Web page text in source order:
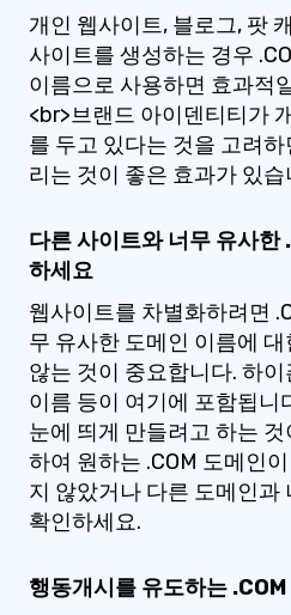
개인 웹사이트, 블로그, 팟
사이트를 생성하는 경우
이름으로 사용하면 효과적
<br>브랜드 아이덴티티가
를 두고 있다는 것을 고려
리는 것이 좋은 효과가 있습
다른 사이트와 너무 유사한
하세요
웹사이트를 차별화하려면
무 유사한 도메인 이름에
않는 것이 중요합니다. 하
이름 등이 여기에 포함됩니
눈에 띄게 만들려고 하는
하여 원하는 .COM 도메인
지 않았거나 다른 도메인과
확인하세요.
행동개시를 유도하는